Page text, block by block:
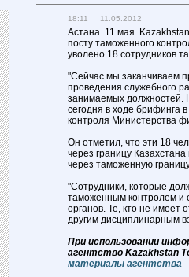
18:11 11.05.2012
Астана. 11 мая.
посту таможенного
уволено 18 сотрудников
"Сейчас мы заканчиваем
проведения служебного
занимаемых
сегодня в ходе брифинга
контроля Министерства
Он отметил, что эти 18
через границу
через таможенную
"Сотрудники, которые
таможенным контролем и
органов. Те, кто не имеет
другим дисциплинарным
При использовании
агентство Kazakhstan
материалы агентства